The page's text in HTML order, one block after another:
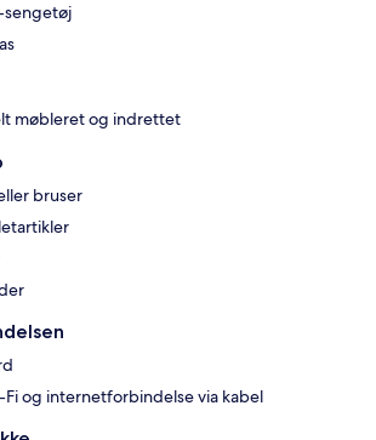
sengetøj
møbleret og indrettet
bruser
Fi og internetforbindelse via kabel